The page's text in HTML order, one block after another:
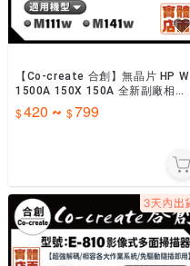
【Co-create 合創】無晶片 HP W
1500A 150X 150A 全新副廠相容
碳粉匣 M111w M141w
420 ~ 799